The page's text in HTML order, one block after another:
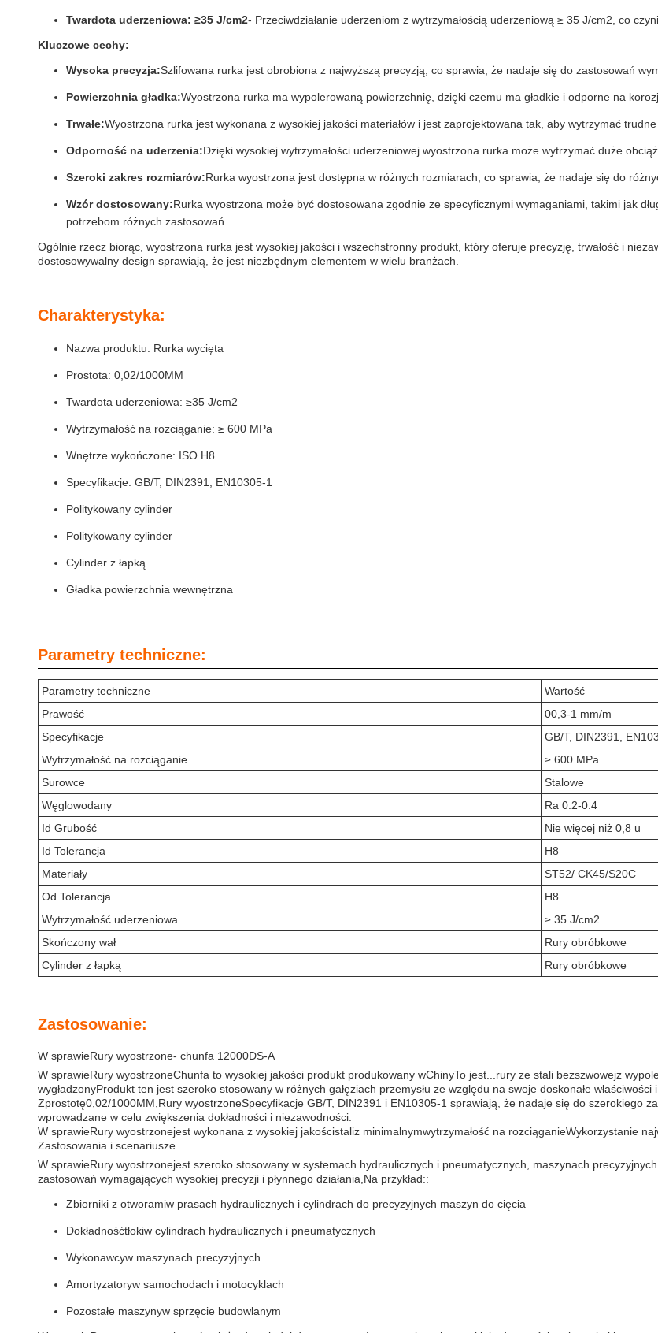
Twardota uderzeniowa: ≥35 J/cm2- Przeciwdziałanie uderzeniom z wytrzymałością uderzeniową ≥ 35 J/cm2, co
Kluczowe cechy:
Wysoka precyzja:Szlifowana rurka jest obrobiona z najwyższą precyzją, co sprawia, że nadaje się do zastosowań
Powierzchnia gładka:Wyostrzona rurka ma wypolerowaną powierzchnię, dzięki czemu ma gładkie i odporne na
Trwałe:Wyostrzona rurka jest wykonana z wysokiej jakości materiałów i jest zaprojektowana tak, aby wytrzymać trudne
Odporność na uderzenia:Dzięki wysokiej wytrzymałości uderzeniowej wyostrzona rurka może wytrzymać duże
Szeroki zakres rozmiarów:Rurka wyostrzona jest dostępna w różnych rozmiarach, co sprawia, że nadaje się do
Wzór dostosowany:Rurka wyostrzona może być dostosowana zgodnie ze specyficznymi wymaganiami, takimi jak
potrzebom różnych zastosowań.
Ogólnie rzecz biorąc, wyostrzona rurka jest wysokiej jakości i wszechstronny produkt, który oferuje precyzję, trwałość i
dostosowywalny design sprawiają, że jest niezbędnym elementem w wielu branżach.
Charakterystyka:
Nazwa produktu: Rurka wycięta
Prostota: 0,02/1000MM
Twardota uderzeniowa: ≥35 J/cm2
Wytrzymałość na rozciąganie: ≥ 600 MPa
Wnętrze wykończone: ISO H8
Specyfikacje: GB/T, DIN2391, EN10305-1
Politykowany cylinder
Politykowany cylinder
Cylinder z łapką
Gładka powierzchnia wewnętrzna
Parametry techniczne:
Parametry techniczne
Wartość
Prawość
00,3-1 mm/m
Specyfikacje
GB/T, DIN2391,
Wytrzymałość na rozciąganie
≥ 600 MPa
Surowce
Stalowe
Węglowodany
Ra 0.2-0.4
Id Grubość
Nie więcej niż 0,8 u
Id Tolerancja
H8
Materiały
ST52/ CK45/S20C
Od Tolerancja
H8
Wytrzymałość uderzeniowa
≥ 35 J/cm2
Skończony wał
Rury obróbkowe
Cylinder z łapką
Rury obróbkowe
Zastosowanie:
W sprawieRury wyostrzone- chunfa 12000DS-A
W sprawieRury wyostrzoneChunfa to wysokiej jakości produkt produkowany wChinyTo jest... rury ze stali bezszwowejz
wygładzonyProdukt ten jest szeroko stosowany w różnych gałęziach przemysłu ze względu na swoje doskonałe właściwości
Zprostotę0,02/1000MM, Rury wyostrzoneSpecyfikacje GB/T, DIN2391 i EN10305-1 sprawiają, że nadaje się do szerokiego
wprowadzane w celu zwiększenia dokładności i niezawodności.
W sprawieRury wyostrzonejest wykonana z wysokiej jakościstaliz minimalnymwytrzymałość na rozciąganieWykorzystanie
Zastosowania i scenariusze
W sprawieRury wyostrzonejest szeroko stosowany w systemach hydraulicznych i pneumatycznych, maszynach
zastosowań wymagających wysokiej precyzji i płynnego działania,Na przykład::
Zbiorniki z otworamiw prasach hydraulicznych i cylindrach do precyzyjnych maszyn do cięcia
Dokładnośćtłokiw cylindrach hydraulicznych i pneumatycznych
Wykonawcyw maszynach precyzyjnych
Amortyzatoryw samochodach i motocyklach
Pozostałe maszynyw sprzęcie budowlanym